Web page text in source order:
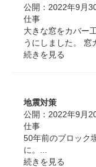
公開： 2022年9月
仕事
大きな窓をカバー
うにしました。 窓
続きを見る
地震対策
公開： 2022年9月
仕事
50年前のブロック
に。...
続きを見る